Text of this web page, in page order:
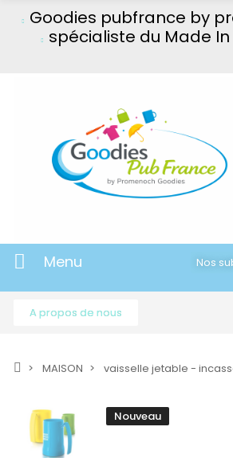
Goodies pubfrance by
spécialiste du Made
Menu Nos
A propos de nous
MAISON vaisselle jetable -
Nouveau